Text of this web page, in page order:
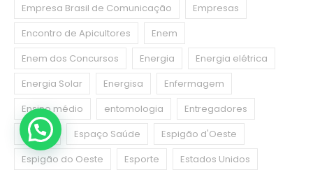
Empresa Brasil de Comunicação
Empresas
Encontro de Apicultores
Enem
Enem dos Concursos
Energia
Energia elétrica
Energia Solar
Energisa
Enfermagem
Ensino médio
entomologia
Entregadores
Esgoto
Espaço Saúde
Espigão d'Oeste
Espigão do Oeste
Esporte Estados Unidos